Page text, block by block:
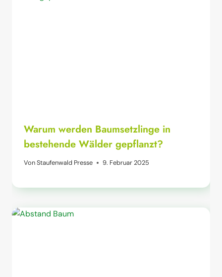
Warum werden Baumsetzlinge in
bestehende Wälder gepflanzt?
VonStaufenwald Presse 9. Februar 2025